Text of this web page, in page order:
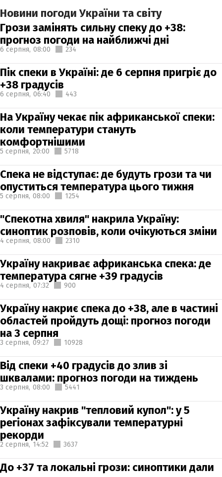
Новини погоди України та світу
Грози замінять сильну спеку до +38:
прогноз погоди на найближчі дні
6 серпня, 08:00 234
Пік спеки в Україні: де 6 серпня пригріє до
+38 градусів
6 серпня, 06:40 443
На Україну чекає пік африканської спеки:
коли температури стануть
комфортнішими
5 серпня, 20:00 5718
Спека не відступає: де будуть грози та чи
опуститься температура цього тижня
5 серпня, 08:00 1254
"Спекотна хвиля" накрила Україну:
синоптик розповів, коли очікуються зміни
4 серпня, 08:00 2310
Україну накриває африканська спека: де
температура сягне +39 градусів
4 серпня, 07:32 900
Україну накриє спека до +38, але в частині
областей пройдуть дощі: прогноз погоди
на 3 серпня
3 серпня, 09:27 10928
Від спеки +40 градусів до злив зі
шквалами: прогноз погоди на тиждень
3 серпня, 08:00 5441
Україну накрив "тепловий купол": у 5
регіонах зафіксували температурні
рекорди
2 серпня, 14:52 3637
До +37 та локальні грози: синоптики дали